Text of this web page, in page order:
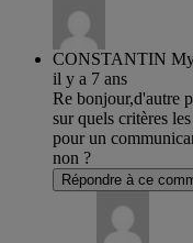
CONSTANTIN
il y a 7 ans
Re bonjour,d'autre
sur quels critères
pour un
non ?
Répondre à ce